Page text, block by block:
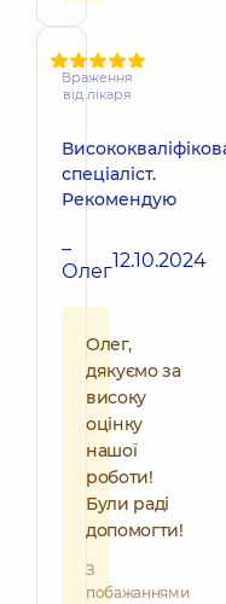
Враження
від лікаря
спеціаліст.
Рекомендую
–
Олег12.10.2024
Олег,
дякуємо за
високу
оцінку
нашої
роботи!
Були раді
допомогти!
З
побажаннями